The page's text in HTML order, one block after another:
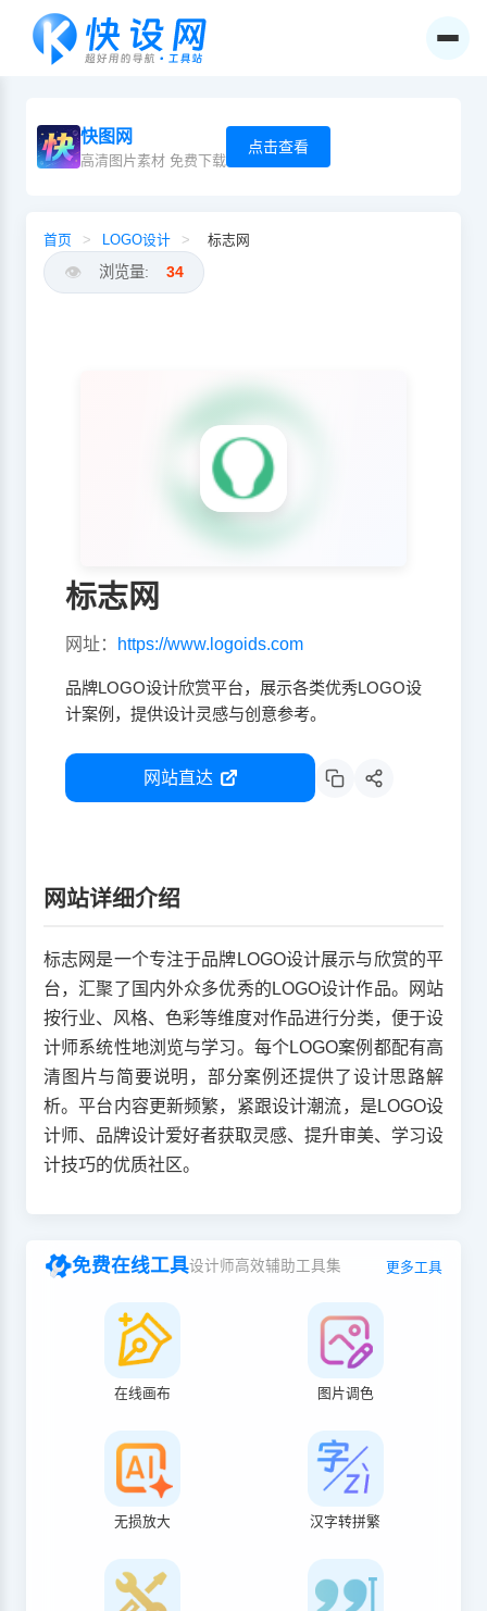
快图网
高清图片素材 免费下载
点击查看
首页 > LOGO设计 > 标志网
👁️ 浏览量: 34
标志网
网址： https://www.logoids.com
品牌LOGO设计欣赏平台，展示各类优秀LOGO设
计案例，提供设计灵感与创意参考。
网站直达
网站详细介绍
标志网是一个专注于品牌LOGO设计展示与欣赏的平
台，汇聚了国内外众多优秀的LOGO设计作品。网站
按行业、风格、色彩等维度对作品进行分类，便于设
计师系统性地浏览与学习。每个LOGO案例都配有高
清图片与简要说明，部分案例还提供了设计思路解
析。平台内容更新频繁，紧跟设计潮流，是LOGO设
计师、品牌设计爱好者获取灵感、提升审美、学习设
计技巧的优质社区。
免费在线工具设计师高效辅助工具集 更多工具
在线画布 图片调色
无损放大 汉字转拼繁